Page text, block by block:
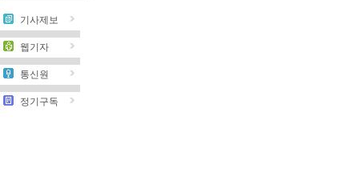
기사제보
웹기자
통신원
정기구독